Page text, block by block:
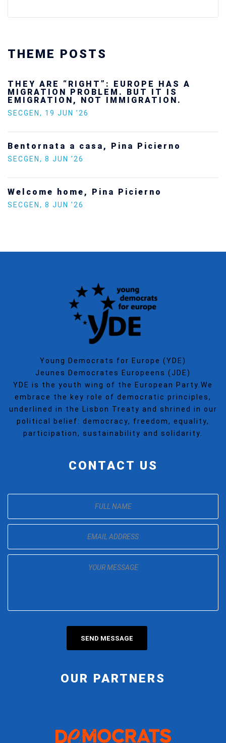
THEME POSTS
Ukraine’s youth are defending Europe’s
future — and we will not look away
SECGEN,24 FEB ’26
Europe on the situation in Venezuela
SECGEN,5 JAN ’26
Increasing Youth Participation in
Politics
Young Democrats for Europe (YDE)
Jeunes Democrates Europeens (JDE)
YDE is the youth wing of the European Party.We
embrace the key role of democratic principles,
underlined in the Lisbon Treaty and shrined in our
political belief: democracy, freedom, equality,
participation, sustainability and solidarity.
CONTACT US
OUR PARTNERS